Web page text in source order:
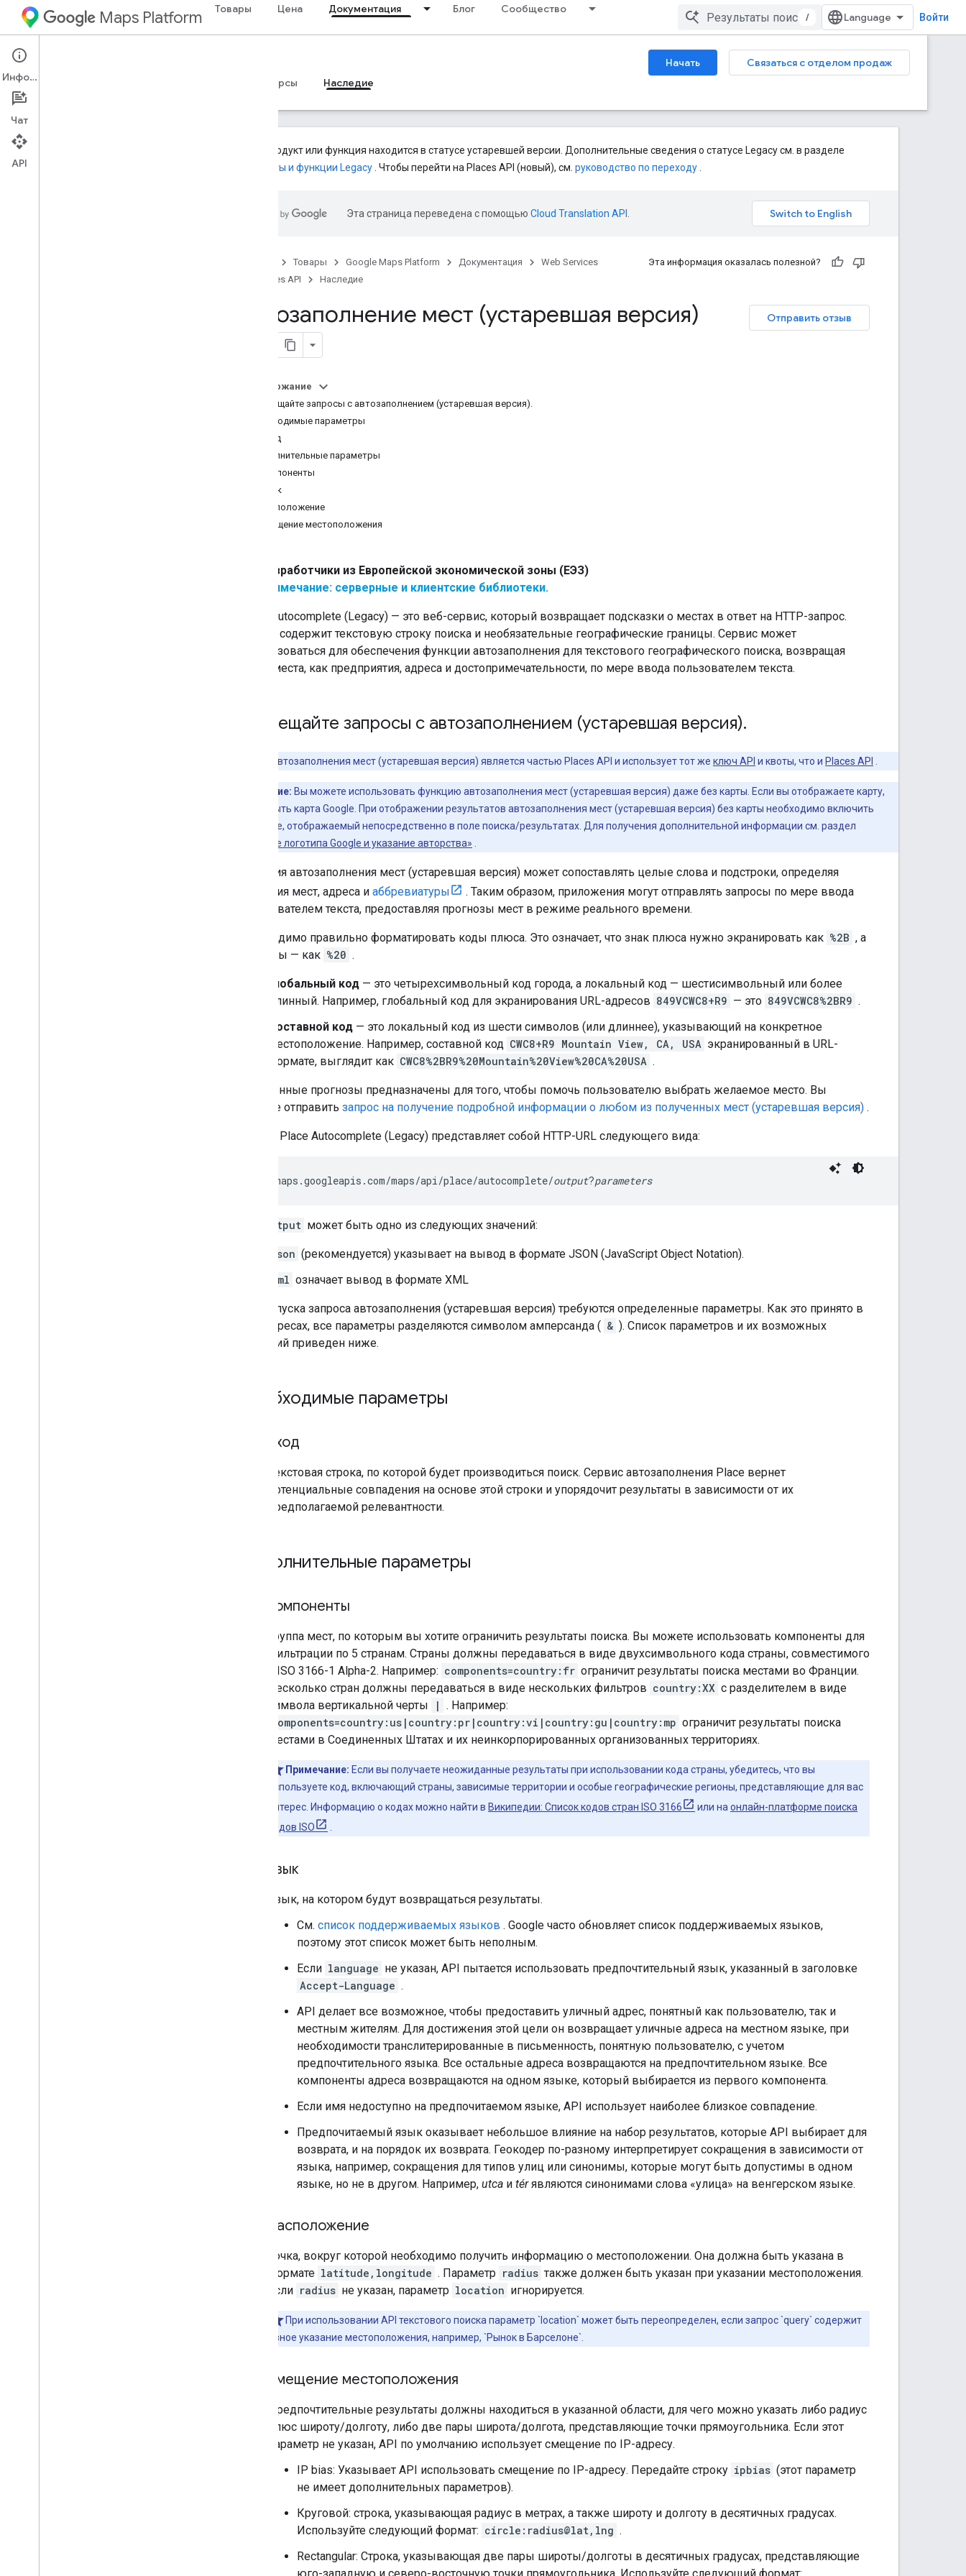
Maps Platform Товары Цена Документация Блог Сообщество
/ Войти
Web Services Начать
Связаться с отделом продаж
Руководства
Ресурсы Наследие
Этот продукт или функция находится в статусе устаревшей версии. Дополнительные сведения о статусе Legacy см. в разделе
Продукты и функции Legacy . Чтобы перейти на Places API (новый), см. руководство по переходу
Эта страница переведена с помощью Cloud Translation API
Товары Google Maps Platform Документация
Web Services
Places API
Наследие
Эта информация оказалась полезной?
Отправить отзыв
Автозаполнение мест (устаревшая версия)
Содержание
Размещайте запросы с автозаполнением (устаревшая версия).
Необходимые параметры
вход
Дополнительные параметры
компоненты
язык
расположение
смещение местоположения
Разработчики из Европейской экономической зоны (ЕЭЗ)
Примечание: серверные и клиентские библиотеки.
Place Autocomplete (Legacy) — это веб-сервис, который возвращает подсказки о местах в ответ на HTTP-запрос.
Запрос содержит текстовую строку поиска и необязательные географические границы. Сервис может
использоваться для обеспечения функции автозаполнения для текстового географического поиска, возвращая
такие места, как предприятия, адреса и достопримечательности, по мере ввода пользователем текста.
Размещайте запросы с автозаполнением (устаревшая версия).
Функция автозаполнения мест (устаревшая версия) является частью Places API и использует тот же ключ API и квоты, что и Places API
Примечание: Вы можете использовать функцию автозаполнения мест (устаревшая версия) даже без карты. Если вы отображаете карту,
это должна быть карта Google. При отображении результатов автозаполнения мест (устаревшая версия) без карты необходимо включить
логотип Google, отображаемый непосредственно в поле поиска/результатах. Для получения дополнительной информации см. раздел
«Отображение логотипа Google и указание авторства»
Функция автозаполнения мест (устаревшая версия) может сопоставлять целые слова и подстроки, определяя
названия мест, адреса и аббревиатуры
. Таким образом, приложения могут отправлять запросы по мере ввода
пользователем текста, предоставляя прогнозы мест в режиме реального времени.
Необходимо правильно форматировать коды плюса. Это означает, что знак плюса нужно экранировать как %2B , а
пробелы — как %20 .
Глобальный код — это четырехсимвольный код города, а локальный код — шестисимвольный или более
длинный. Например, глобальный код для экранирования URL-адресов 849VCWC8+R9 — это 849VCWC8%2BR9 .
Составной код — это локальный код из шести символов (или длиннее), указывающий на конкретное
местоположение. Например, составной код CWC8+R9 Mountain View, CA, USA экранированный в URL-
формате, выглядит как CWC8%2BR9%20Mountain%20View%20CA%20USA .
Полученные прогнозы предназначены для того, чтобы помочь пользователю выбрать желаемое место. Вы
можете отправить запрос на получение подробной информации о любом из полученных мест (устаревшая версия) .
Запрос Place Autocomplete (Legacy) представляет собой HTTP-URL следующего вида:
https://maps.googleapis.com/maps/api/place/autocomplete/output?parameters
output может быть одно из следующих значений:
json (рекомендуется) указывает на вывод в формате JSON (JavaScript Object Notation).
xml означает вывод в формате XML
Для запуска запроса автозаполнения (устаревшая версия) требуются определенные параметры. Как это принято в
URL-адресах, все параметры разделяются символом амперсанда ( & ). Список параметров и их возможных
значений приведен ниже.
Необходимые параметры
вход
Текстовая строка, по которой будет производиться поиск. Сервис автозаполнения Place вернет
потенциальные совпадения на основе этой строки и упорядочит результаты в зависимости от их
предполагаемой релевантности.
Дополнительные параметры
компоненты
Группа мест, по которым вы хотите ограничить результаты поиска. Вы можете использовать компоненты для
фильтрации по 5 странам. Страны должны передаваться в виде двухсимвольного кода страны, совместимого
с ISO 3166-1 Alpha-2. Например: components=country:fr ограничит результаты поиска местами во Франции.
Несколько стран должны передаваться в виде нескольких фильтров country:XX с разделителем в виде
символа вертикальной черты
| . Например:
components=country:us|country:pr|country:vi|country:gu|country:mp ограничит результаты поиска
местами в Соединенных Штатах и ​​их неинкорпорированных организованных территориях.
Примечание: Если вы получаете неожиданные результаты при использовании кода страны, убедитесь, что вы
используете код, включающий страны, зависимые территории и особые географические регионы, представляющие для вас
интерес. Информацию о кодах можно найти в Википедии: Список кодов стран ISO 3166 или на онлайн-платформе поиска
кодов ISO
язык
Язык, на котором будут возвращаться результаты.
См. список поддерживаемых языков . Google часто обновляет список поддерживаемых языков,
поэтому этот список может быть неполным.
Если language не указан, API пытается использовать предпочтительный язык, указанный в заголовке
Accept-Language .
API делает все возможное, чтобы предоставить уличный адрес, понятный как пользователю, так и
местным жителям. Для достижения этой цели он возвращает уличные адреса на местном языке, при
необходимости транслитерированные в письменность, понятную пользователю, с учетом
предпочтительного языка. Все остальные адреса возвращаются на предпочтительном языке. Все
компоненты адреса возвращаются на одном языке, который выбирается из первого компонента.
Если имя недоступно на предпочитаемом языке, API использует наиболее близкое совпадение.
Предпочитаемый язык оказывает небольшое влияние на набор результатов, которые API выбирает для
возврата, и на порядок их возврата. Геокодер по-разному интерпретирует сокращения в зависимости от
языка, например, сокращения для типов улиц или синонимы, которые могут быть допустимы в одном
языке, но не в другом. Например, utca и térявляются синонимами слова «улица» на венгерском языке.
расположение
Точка, вокруг которой необходимо получить информацию о местоположении. Она должна быть указана в
формате latitude,longitude . Параметр radius также должен быть указан при указании местоположения.
Если radius не указан, параметр location игнорируется.
При использовании API текстового поиска параметр `location` может быть переопределен, если запрос `query` содержит
явное указание местоположения, например, `Рынок в Барселоне`.
смещение местоположения
Предпочтительные результаты должны находиться в указанной области, для чего можно указать либо радиус
плюс широту/долготу, либо две пары широта/долгота, представляющие точки прямоугольника. Если этот
параметр не указан, API по умолчанию использует смещение по IP-адресу.
IP bias: Указывает API использовать смещение по IP-адресу. Передайте строку ipbias (этот параметр
не имеет дополнительных параметров).
Круговой: строка, указывающая радиус в метрах, а также широту и долготу в десятичных градусах.
Используйте следующий формат: circle:radius@lat,lng .
Rectangular: Строка, указывающая две пары широты/долготы в десятичных градусах, представляющие
Информация
Чат
API